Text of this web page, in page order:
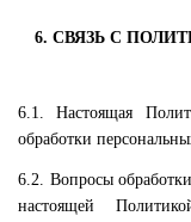
6. СВЯЗЬ С
6.1. Настоящая
обработки
6.2. Вопросы
настоящей